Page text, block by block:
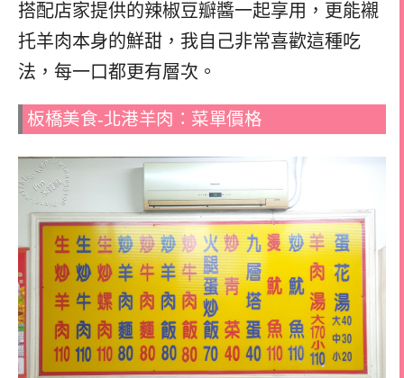
搭配店家提供的辣椒豆瓣醬一起享用，更能襯
托羊肉本身的鮮甜，我自己非常喜歡這種吃
法，每一口都更有層次。
板橋美食-北港羊肉：菜單價格